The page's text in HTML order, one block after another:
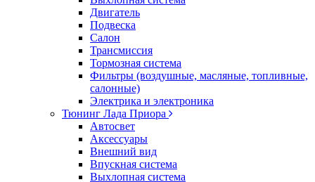
Двигатель
Подвеска
Салон
Трансмиссия
Тормозная система
Фильтры (воздушные, масляные, топливные,
салонные)
Электрика и электроника
Тюнинг Лада Приора
Автосвет
Аксессуары
Внешний вид
Впускная система
Выхлопная система